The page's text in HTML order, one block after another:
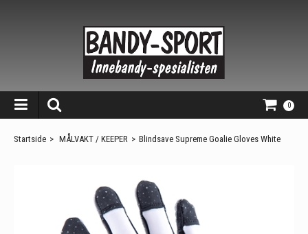
0
Startside > MÅLVAKT / KEEPER > Blindsave Supreme Goalie Gloves White